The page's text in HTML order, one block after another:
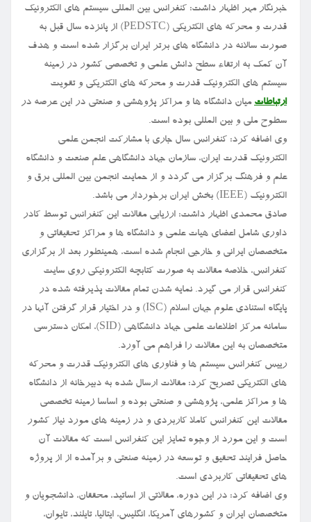
خبرنگار مهر اظهار داشت: کنفرانس بین المللی سیستم های الکترونیک
قدرت و محرکه های الکتریکی (PEDSTC) از پانزده سال قبل به
صورت سالانه در دانشگاه های برتر ایران برگزار شده است و هدف
آن کمک به ارتقاء سطح دانش علمی و تخصصی کشور در زمینه
سیستم های الکترونیک قدرت و محرکه های الکتریکی و تقویت
ارتباطاتمیان دانشگاه ها و مراکز پژوهشی و صنعتی در این عرصه در
سطوح ملی و بین المللی بوده است.
وی اضافه کرد: کنفرانس سال جاری با مشارکت انجمن علمی
الکترونیک قدرت ایران، سازمان جهاد دانشگاهی علم صنعت و دانشگاه
علم و فرهنگ برگزار می گردد و از حمایت انجمن بین المللی برق و
الکترونیک (IEEE) بخش ایران برخوردار می باشد.
صادق محمدی اظهار داشت: ارزیابی مقالات این کنفرانس توسط کادر
داوری شامل اعضای هیات علمی و دانشگاه ها و مراکز تحقیقاتی و
متخصصان ایرانی و خارجی انجام شده است، همینطور بعد از برگزاری
کنفرانس، خلاصه مقالات به صورت کتابچه الکترونیکی روی سایت
کنفرانس قرار می گیرد. نمایه شدن تمام مقالات پذیرفته شده در
پایگاه استنادی علوم جهان اسلام (ISC) و در اختیار قرار گرفتن آنها در
سامانه مرکز اطلاعات علمی جهاد دانشگاهی (SID)، امکان دسترسی
متخصصان به این مقالات را فراهم می آورد.
رییس کنفرانس سیستم ها و فناوری های الکترونیک قدرت و محرکه
های الکتریکی تصریح کرد: مقالات ارسال شده به دبیرخانه از دانشگاه
ها و مراکز علمی، پژوهشی و صنعتی بوده و اساسا زمینه تخصصی
مقالات این کنفرانس کاملا کاربردی و در زمینه های مورد نیاز کشور
است و این مورد از وجوه تمایز این کنفرانس است که مقالات آن
حاصل فرایند تحقیق و توسعه در زمینه صنعتی و برآمده از از پروژه
های تحقیقاتی کاربردی است.
وی اضافه کرد: در این دوره، مقالاتی از اساتید، محققان، دانشجویان و
متخصصان ایران و کشورهای آمریکا، انگلیس، ایتالیا، تایلند، تایوان،